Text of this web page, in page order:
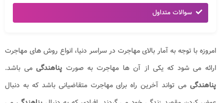
سوالات متداول
امروزه با توجه به آمار بالای مهاجرت در سراسر دنیا، انواع روش های مهاجرت
ارائه می شود که یکی از آن ها مهاجرت به صورت پناهندگیمی باشد.
پناهندگی می تواند آخرین راه برای مهاجرت متقاضیانی باشد که به دنبال